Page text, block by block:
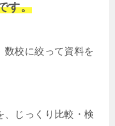
す。
数校に絞って資料を
、じっくり比較・検